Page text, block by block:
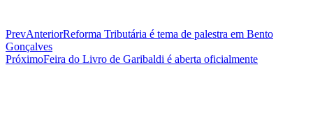
PrevAnteriorReforma Tributária é tema de palestra em Bento
Gonçalves
PróximoFeira do Livro de Garibaldi é aberta oficialmente